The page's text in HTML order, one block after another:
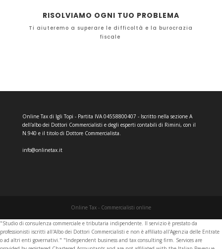
RISOLVIAMO OGNI TUO PROBLEMA
Ti aiuteremo a superare le difficoltà e la burocrazia
fiscale
Online Tax di Igli Topi - Partita IVA 04558800407 - Iscritto nella sezione A
dell'albo dei Dottori Commercialisti e degli esperti contabili di Rimini, con il
N.940 e il titolo di Dottore Commercialista.
info@onlinetax.it
Online Tax - Commercialisti online
"Studio di consulenza commerciale e tributaria indipendente. Il servizio è prestato da
professionisti iscritti all'Albo dei Dottori Commercialisti e non è affiliato all'Agenzia delle Entrate
o ad altri enti governativi." "Independent business and tax consulting firm. Services are